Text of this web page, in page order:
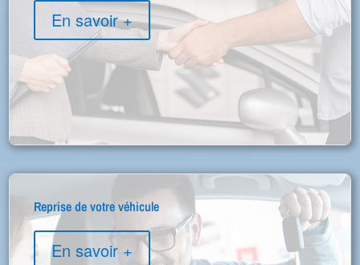
En savoir +
Reprise de votre véhicule
En savoir +